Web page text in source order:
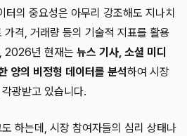
터의 중요성은 아무리 강조해도 지나치
격, 거래량 등의 기술적 지표를 활용
2026년 현재는 뉴스 기사, 소셜 미디
양의 비정형 데이터를 분석하여 시장
광받고 있습니다.
도 하는데, 시장 참여자들의 심리 상태나